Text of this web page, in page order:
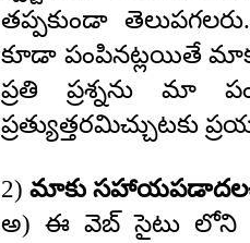
తప్పకుండా
కూడా పంపినట్లయితే
ప్రతి ప్రశ్నను మా
ప్రత్యుత్తరమిచ్చుటకు
2) మాకు
అ) ఈ వెబ్ సైటు లోని